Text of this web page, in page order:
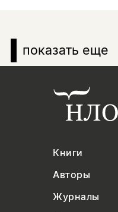
показать еще
Книги
Авторы
Журналы